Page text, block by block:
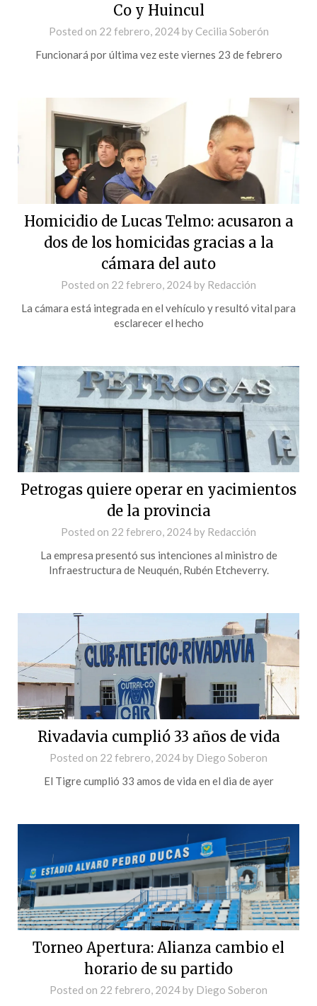
Co y Huincul
Posted on 22 febrero, 2024by Cecilia Soberón
Funcionará por última vez este viernes 23 de febrero
Homicidio de Lucas Telmo: acusaron a
dos de los homicidas gracias a la
cámara del auto
Posted on 22 febrero, 2024by Redacción
La cámara está integrada en el vehículo y resultó vital para
esclarecer el hecho
Petrogas quiere operar en yacimientos
de la provincia
Posted on 22 febrero, 2024by Redacción
La empresa presentó sus intenciones al ministro de
Infraestructura de Neuquén, Rubén Etcheverry.
Rivadavia cumplió 33 años de vida
Posted on 22 febrero, 2024by Diego Soberon
El Tigre cumplió 33 amos de vida en el dia de ayer
Torneo Apertura: Alianza cambio el
horario de su partido
Posted on 22 febrero, 2024by Diego Soberon